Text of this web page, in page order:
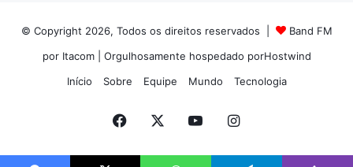
© Copyright 2026, Todos os direitos reservados |
Band FM
por Itacom| Orgulhosamente hospedado porHostwind
Início
Sobre Equipe Mundo Tecnologia
Facebook YouTubeInstagram